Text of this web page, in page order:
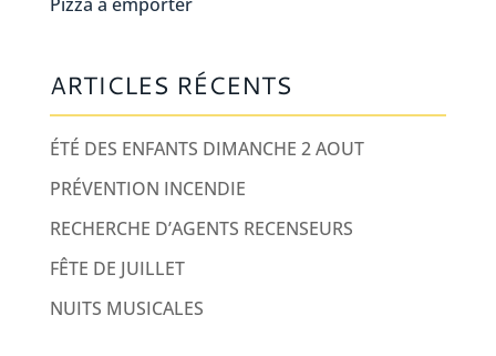
ARTICLES RÉCENTS
ÉTÉ DES ENFANTS DIMANCHE 2 AOUT
PRÉVENTION INCENDIE
RECHERCHE D’AGENTS RECENSEURS
FÊTE DE JUILLET
NUITS MUSICALES